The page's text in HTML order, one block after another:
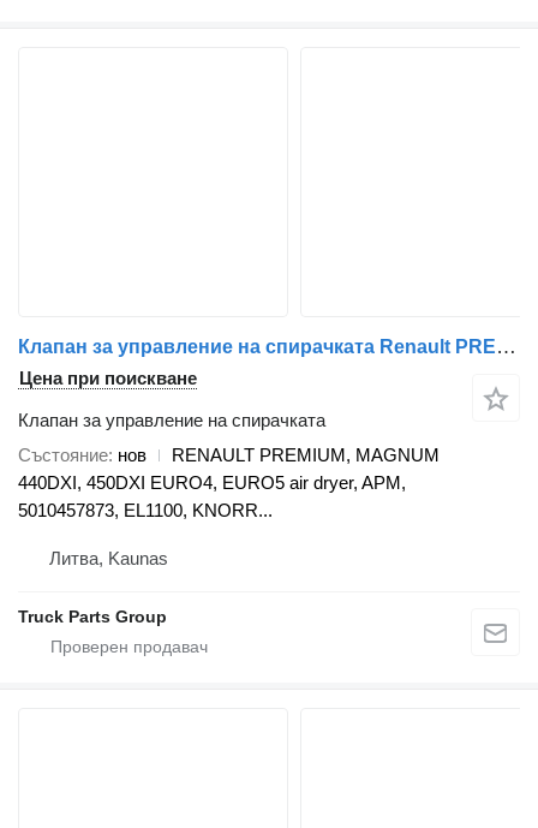
Клапан за управление на спирачката Renault PREMIUM, MAGNUM 440DXI, 450DXI EURO4, EURO5 air dryer, APM, 5010 RENAULT за влекач Renault RENAULT PREMIUM, MAGNUM 440DXI, 450DXI EURO4, EURO5 air dryer, APM, 5010457873, EL1100, KNORR-BREMSE, K105906N50, K020741, K079182N50, K020741N50, K020741X50, 7421778549, 7421743619, 7421788090, 7421788092, 7421778549, 7421743619, 7421788090, 7421788092, K020741N50 Knorr, K020741N50, EL2100, 21779002, 10207410, 7421788090, 7421788090, 4047755122409, 7421743619, 7421352785, 7421743619, 7421788090, 7421352785 7421743619, 7421788090, EL1100, II40086FC56, K020741N50, K020741X50, K105906N50, 5001866307, 5010457472, 5010457873, 5001866307, 5010457472, 5010457873, 7421352785, 7421743619, 7421778549, 7421788090, 7422277957, 7485003347, 7485013162, 7485013248, 7485013362, 7421352785, 7421743619, 7421778549, 7421788090, 7422277957, 7485003347, 7485013162, 7485013248, 7485013362, 21352797, 21743621, 21778552, 21788093, 22277959
Цена при поискване
Клапан за управление на спирачката
Състояние нов
RENAULT PREMIUM, MAGNUM
440DXI, 450DXI EURO4, EURO5 air dryer, APM,
5010457873, EL1100, KNORR...
Литва, Kaunas
Truck Parts Group